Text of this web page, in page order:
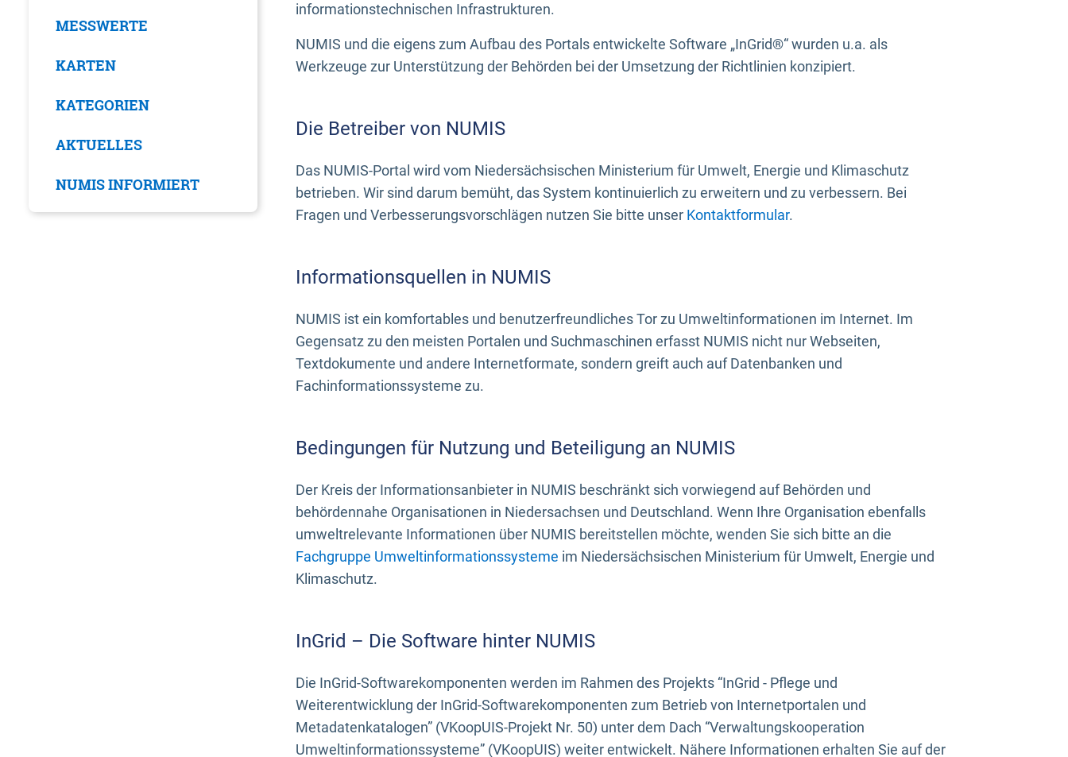
MESSWERTE
KARTEN
KATEGORIEN
AKTUELLES
NUMIS INFORMIERT
informationstechnischen Infrastrukturen.
NUMIS und die eigens zum Aufbau des Portals entwickelte Software „InGrid®“ wurden u.a. als
Werkzeuge zur Unterstützung der Behörden bei der Umsetzung der Richtlinien konzipiert.
Die Betreiber von NUMIS
Das NUMIS-Portal wird vom Niedersächsischen Ministerium für Umwelt, Energie und Klimaschutz
betrieben. Wir sind darum bemüht, das System kontinuierlich zu erweitern und zu verbessern. Bei
Fragen und Verbesserungsvorschlägen nutzen Sie bitte unser Kontaktformular.
Informationsquellen in NUMIS
NUMIS ist ein komfortables und benutzerfreundliches Tor zu Umweltinformationen im Internet. Im
Gegensatz zu den meisten Portalen und Suchmaschinen erfasst NUMIS nicht nur Webseiten,
Textdokumente und andere Internetformate, sondern greift auch auf Datenbanken und
Fachinformationssysteme zu.
Bedingungen für Nutzung und Beteiligung an NUMIS
Der Kreis der Informationsanbieter in NUMIS beschränkt sich vorwiegend auf Behörden und
behördennahe Organisationen in Niedersachsen und Deutschland. Wenn Ihre Organisation ebenfalls
umweltrelevante Informationen über NUMIS bereitstellen möchte, wenden Sie sich bitte an die
Fachgruppe Umweltinformationssysteme im Niedersächsischen Ministerium für Umwelt, Energie und
Klimaschutz.
InGrid – Die Software hinter NUMIS
Die InGrid-Softwarekomponenten werden im Rahmen des Projekts “InGrid - Pflege und
Weiterentwicklung der InGrid-Softwarekomponenten zum Betrieb von Internetportalen und
Metadatenkatalogen” (VKoopUIS-Projekt Nr. 50) unter dem Dach “Verwaltungskooperation
Umweltinformationssysteme” (VKoopUIS) weiter entwickelt. Nähere Informationen erhalten Sie auf der